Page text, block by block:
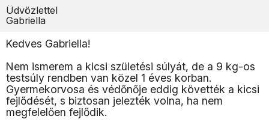
Üdvözlettel
Gabriella
Kedves Gabriella!
Nem ismerem a kicsi születési súlyát, de a 9 kg-os
testsúly rendben van közel 1 éves korban.
Gyermekorvosa és védőnője eddig követték a kicsi
fejlődését, s biztosan jelezték volna, ha nem
megfelelően fejlődik.